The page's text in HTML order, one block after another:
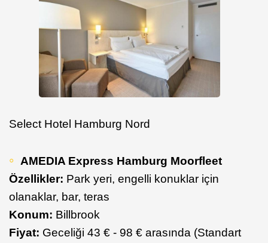
Select Hotel Hamburg Nord
AMEDIA Express Hamburg Moorfleet
Özellikler: Park yeri, engelli konuklar için
olanaklar, bar, teras
Konum: Billbrook
Fiyat: Geceliği 43 € - 98 € arasında (Standart